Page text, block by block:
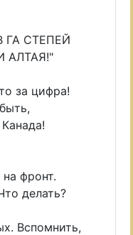
СТЕПЕЙ
АЛТАЯ!"
за цифра!
фронт.
делать?
Вспомнить,